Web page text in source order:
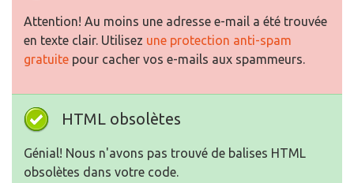
Attention! Au moins une adresse e-mail a été trouvée
en texte clair. Utilisez une protection anti-spam
gratuite pour cacher vos e-mails aux spammeurs.
HTML obsolètes
Génial! Nous n'avons pas trouvé de balises HTML
obsolètes dans votre code.